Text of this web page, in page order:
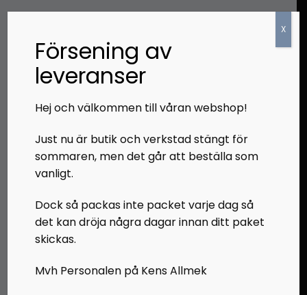
Skickas samma dag vid beställning före kl.
Försening av
leveranser
Hej och välkommen till våran webshop!
Just nu är butik och verkstad stängt för
sommaren, men det går att beställa som
vanligt.
Dock så packas inte packet varje dag så
det kan dröja några dagar innan ditt paket
skickas.
Mvh Personalen på Kens Allmek
X